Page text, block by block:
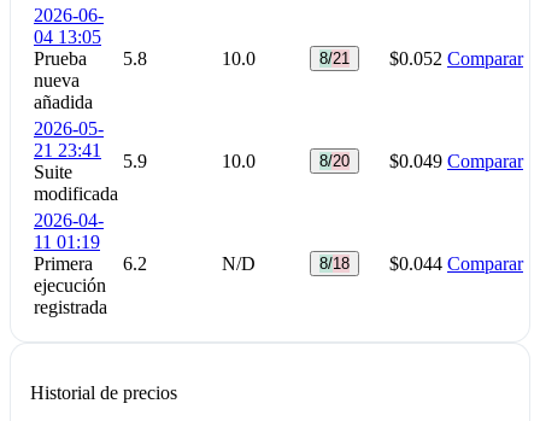
2026-06-
04 13:05
Prueba
nueva
añadida
5.8 10.0 8/21 $0.052 Comparar
2026-05-
21 23:41
Suite
modificada
5.9 10.0 8/20 $0.049 Comparar
2026-04-
11 01:19
Primera
ejecución
registrada
6.2 N/D 8/18 $0.044 Comparar
Historial de precios